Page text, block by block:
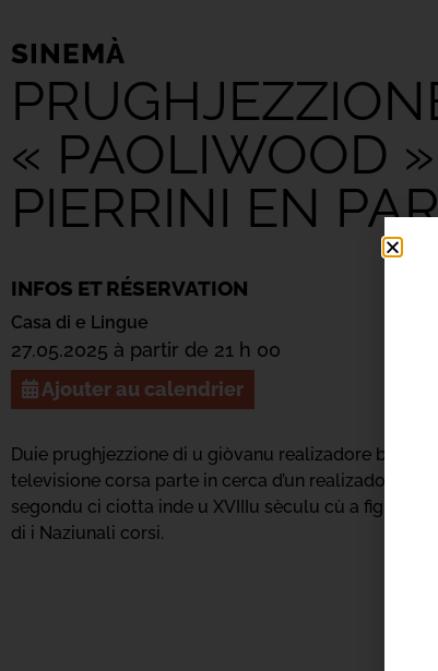
SINEMÀ
« PAOLIWOOD
PIERRINI EN
INFOS ET RÉSERVATION
Casa di e Lingue
27.05.2025 à partir de 21 h 00
Ajouter au calendrier
Duie prughjezzione di u giòvanu realizadore
televisione corsa parte in cerca d’un realizadore
segondu ci ciotta inde u XVIIIu sèculu cù a figura
di i Naziunali corsi.